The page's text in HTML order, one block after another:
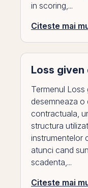
in scoring,...
Citeste mai
Loss
Termenul
desemneaza o
contractuala,
structura
instrumentelor
atunci cand
scadenta,...
Citeste mai